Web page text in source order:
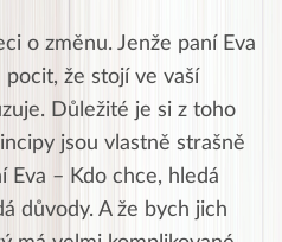
o změnu. Jenže paní Eva
že stojí ve vaší
Důležité je si z toho
jsou vlastně strašně
Eva – Kdo chce, hledá
důvody. A že bych jich